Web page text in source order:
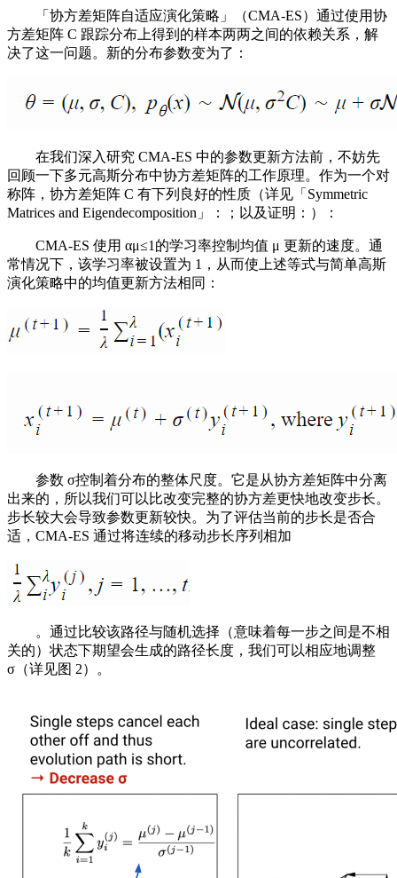
「协方差矩阵自适应演化策略」（CMA-ES）通过使用协
方差矩阵 C 跟踪分布上得到的样本两两之间的依赖关系，解
决了这一问题。新的分布参数变为了：
在我们深入研究 CMA-ES 中的参数更新方法前，不妨先
回顾一下多元高斯分布中协方差矩阵的工作原理。作为一个对
称阵，协方差矩阵 C 有下列良好的性质（详见「Symmetric
Matrices and Eigendecomposition」：；以及证明：）：
CMA-ES 使用 αμ≤1的学习率控制均值 μ 更新的速度。通
常情况下，该学习率被设置为 1，从而使上述等式与简单高斯
演化策略中的均值更新方法相同：
参数 σ控制着分布的整体尺度。它是从协方差矩阵中分离
出来的，所以我们可以比改变完整的协方差更快地改变步长。
步长较大会导致参数更新较快。为了评估当前的步长是否合
适，CMA-ES 通过将连续的移动步长序列相加
。通过比较该路径与随机选择（意味着每一步之间是不相
关的）状态下期望会生成的路径长度，我们可以相应地调整
σ（详见图 2）。